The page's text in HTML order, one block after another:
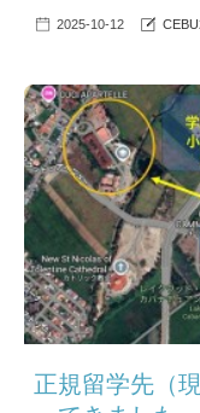
2025-10-12
正規留学先（